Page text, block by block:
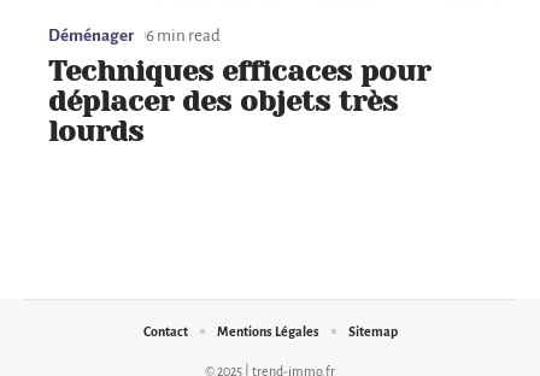
Déménager 6 min read
Techniques efficaces pour
déplacer des objets très
lourds
© 2025 | trend-immo.fr
Contact Mentions Légales Sitemap